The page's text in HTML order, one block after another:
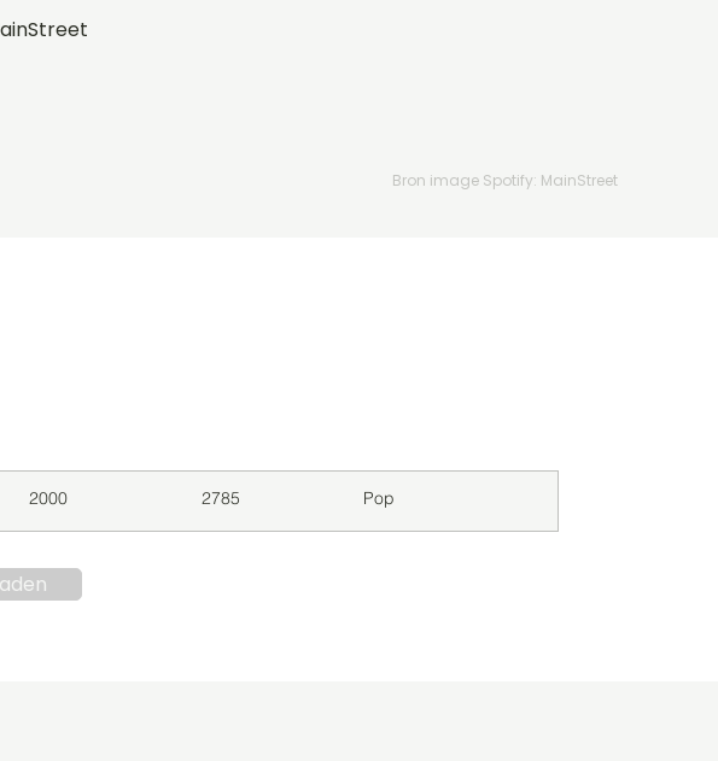
Bron image Spotify: MainStreet
2000 2785 Pop